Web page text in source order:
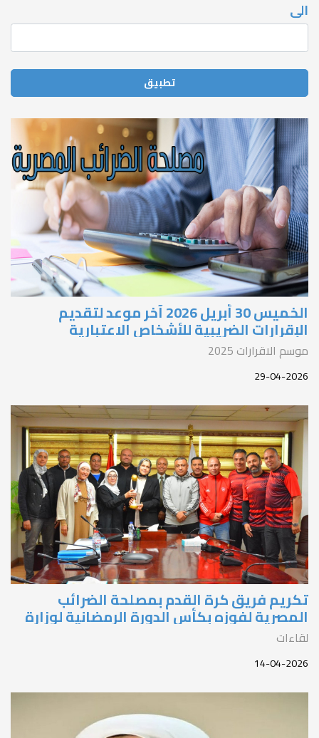
الخميس 30 أبريل 2026 آخر موعد لتقديم
الضريبية للأشخاص الاعتبارية
عن عام 2025الاقرارات 2025
29-04-
فريق كرة القدم بمصلحة الضرائب
لفوزه بكأس الدورة الرمضانية لوزارة
14-04-